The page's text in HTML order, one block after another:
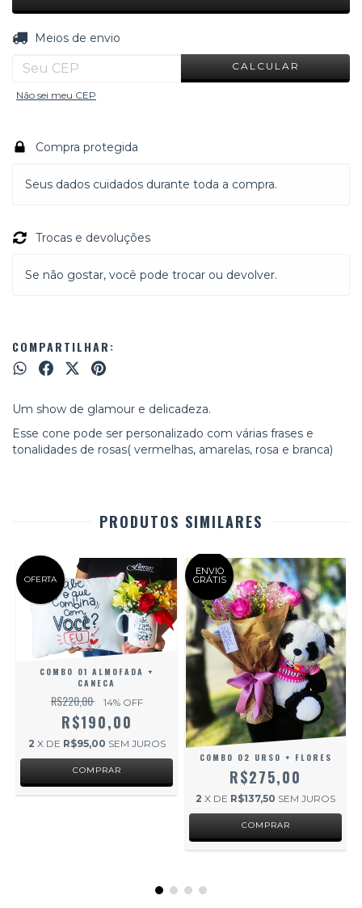
Entregas para o CEP:
Meios de envio
CALCULAR
Não sei meu CEP
Compra protegida
Seus dados cuidados durante toda a compra.
Trocas e devoluções
Se não gostar, você pode trocar ou devolver.
COMPARTILHAR:
Um show de glamour e delicadeza.
Esse cone pode ser personalizado com várias frases e
tonalidades de rosas( vermelhas, amarelas, rosa e branca)
PRODUTOS SIMILARES
OFERTA
COMBO 01 ALMOFADA +
CANECA
R$220,00 14% OFF
R$190,00
2 X DE R$95,00 SEM JUROS
ENVIO
GRÁTIS
COMBO 02 URSO + FLORES
R$275,00
2 X DE R$137,50 SEM JUROS